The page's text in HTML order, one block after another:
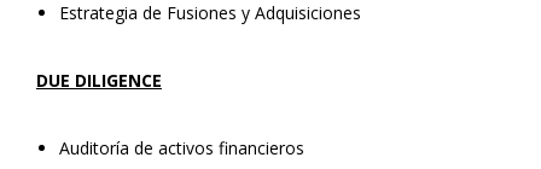
Estrategia de Fusiones y Adquisiciones
DUE DILIGENCE
Auditoría de activos financieros